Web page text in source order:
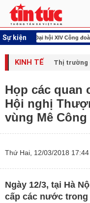
Sự kiện
Việt Nam World Cup 2026
KINH TẾ Thị trường
Họp các quan
Hội nghị
vùng Mê
Thứ Hai, 12/03/2018 17:44
Ngày 12/3, tại Hà
cấp các nước